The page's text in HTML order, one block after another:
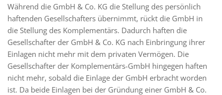
Während die GmbH & Co. KG die Stellung des persönlich
haftenden Gesellschafters übernimmt, rückt die GmbH in
die Stellung des Komplementärs. Dadurch haften die
Gesellschafter der GmbH & Co. KG nach Einbringung ihrer
Einlagen nicht mehr mit dem privaten Vermögen. Die
Gesellschafter der Komplementärs-GmbH hingegen haften
nicht mehr, sobald die Einlage der GmbH erbracht worden
ist. Da beide Einlagen bei der Gründung einer GmbH & Co.